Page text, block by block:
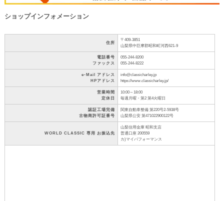
ショップインフォメーション
住所
〒409-3851
山梨県中巨摩郡昭和町河西621-9
電話番号
ファックス
055-244-8200
055-244-8222
e-Mail アドレス
HPアドレス
info@classicharley.jp
https://www.classicharley.jp/
営業時間
定休日
10:00～18:00
毎週月曜・第2 第4火曜日
認証工場完備
古物商許可証番号
関東自動車整備 第220号2-5938号
山梨県公安 第471022900122号
WORLD CLASSIC 専用 お振込先
山梨信用金庫 昭和支店
普通口座 200559
カ)マイパフォーマンス